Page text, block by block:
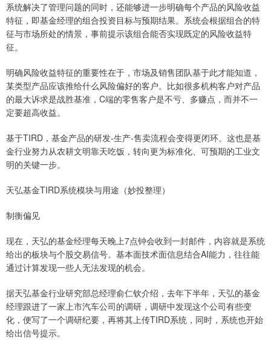
系统解决了管理问题的同时，还能够进一步明确每个产品的风险收益
特征，即基金经理的组合投资目标与预期结果。系统会根据组合的特
征与市场所处的情景，事前提示该组合能否实现既定的风险收益特
征。
明确风险收益特征的重要性在于，市场及销售团队基于此才能知道，
某类型产品应该推给什么风险偏好的客户。比如很多机构客户对产品
的最大诉求是战胜基准，C端的零售客户是不亏、多赚点，而并不一
定要超高收益。
基于TIRD，基金产品的研发-生产-售卖流程会变得更闭环。这也是基
金行业努力从农耕文明靠天吃饭，转向更为标准化、可预期的工业文
明的关键一步。
天弘基金TIRD系统模块与用途（妙投整理）
制衡偏见
现在，天弘的基金经理每天晚上7点钟会收到一封邮件，内容就是系统
给出的板块与个股交易信号。基本面技术面信息结合AI能力，往往能
通过计算发现一些人无法发现的机会。
据天弘基金行业研究部总经理俞仁钦介绍，去年下半年，天弘的基金
经理跟进了一家上市汽车公司的调研，调研中发现这个公司有些变
化，便写了一个调研纪要，再将其上传TIRD系统，同时，系统也开始
给出信号提示。